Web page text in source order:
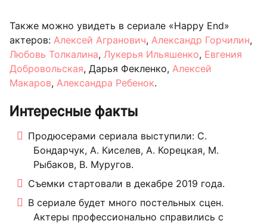
Также можно увидеть в сериале «Happy End»
актеров: Алексей Агранович, Александр Горчилин,
Любовь Толкалина, Лукерья Ильяшенко, Евгения
Добровольская, Дарья Фекленко, Алексей
Макаров, Александра Ребенок.
Интересные факты
Продюсерами сериала выступили: С.
Бондарчук, А. Киселев, А. Корецкая, М.
Рыбаков, В. Муругов.
Съемки стартовали в декабре 2019 года.
В сериале будет много постельных сцен.
Актеры профессионально справились с